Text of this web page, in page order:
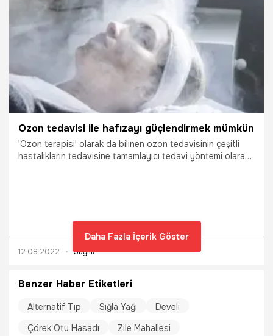
23.09.2022 Yaşam
Ozon tedavisi ile hafızayı güçlendirmek mümkün
'Ozon terapisi' olarak da bilinen ozon tedavisinin çeşitli
hastalıkların tedavisine tamamlayıcı tedavi yöntemi olarak
beyin fonksiyonlarını düzenleyerek, hafızayı güçlendiriyor”
12.08.2022 Sağlık
Daha Fazla İçerik Göster
Benzer Haber Etiketleri
Alternatif Tıp Sığla Yağı
Develi
Çörek Otu Hasadı
Zile Mahallesi